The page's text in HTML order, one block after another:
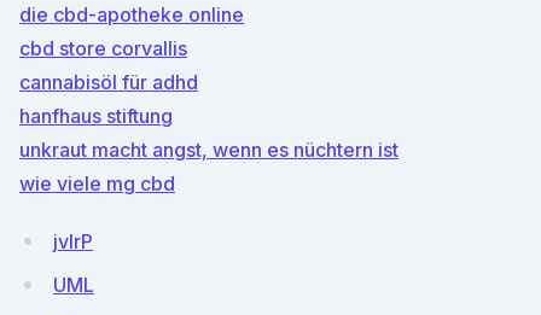
die cbd-apotheke online
cbd store corvallis
cannabisöl für adhd
hanfhaus stiftung
unkraut macht angst, wenn es nüchtern ist
wie viele mg cbd
jvIrP
UML